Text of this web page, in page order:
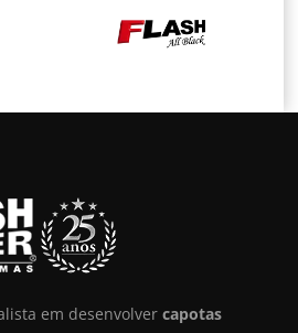
em desenvolver capotas